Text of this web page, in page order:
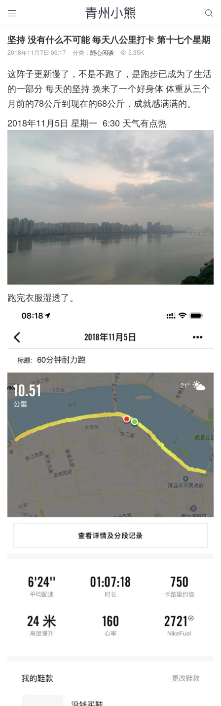
 
坚持 没有什么不可能 毎天八公里打卡 第十七个星期
2018年11月7日 06:17 分类： 随心闲谈  5.35K
这阵子更新慢了，不是不跑了，是跑步已成为了生活
的一部分 每天的坚持 换来了一个好身体 体重从三个
月前的78公斤到现在的68公斤，成就感满满的。
2018年11月5日 星期一 6:30 天气有点热
跑完衣服湿透了。